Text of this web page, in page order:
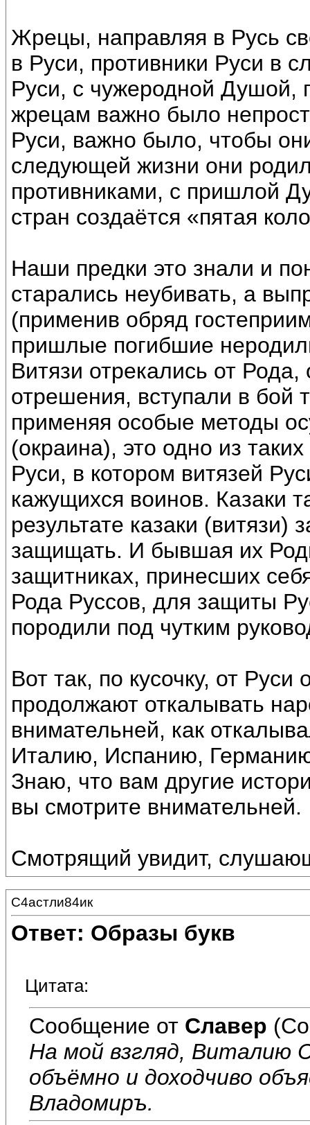
Жрецы, направляя в Русь
в Руси, противники Руси в
Руси, с чужеродной Душой,
жрецам важно было
Руси, важно было, чтобы
следующей жизни они
противниками, с пришлой
стран создаётся «пятая
Наши предки это знали и
старались неубивать, а
(применив обряд
пришлые погибшие
Витязи отрекались от
отрешения, вступали в бой
применяя особые методы
(окраина), это одно из
Руси, в котором витязей
кажущихся воинов. Казаки
результате казаки
защищать. И бывшая их
защитниках, принесших
Рода Руссов, для защиты
породили под чутким
Вот так, по кусочку, от
продолжают откалывать
внимательней, как
Италию, Испанию,
Знаю, что вам другие
вы смотрите внимательней.
Смотрящий увидит,
С4астли84ик
Ответ: Образы букв
Цитата:
Сообщение от Славер
На мой взгляд, Виталию
объёмно и доходчиво
Владомиръ.